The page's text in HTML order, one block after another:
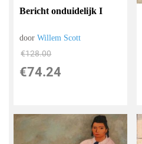
Bericht onduidelijk I
doorWillem Scott
€128.00
€74.24